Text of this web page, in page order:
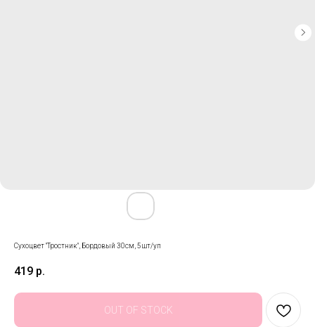
Сухоцвет "Тростник", Бордовый 30см, 5шт/уп
419 р.
OUT OF STOCK